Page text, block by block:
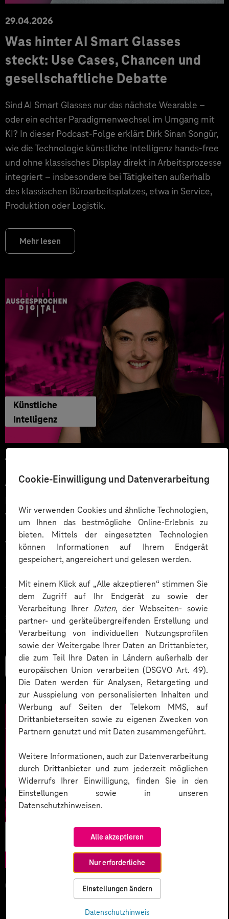
Cookie-Einwilligung und Datenverarbeitung
Wir verwenden Cookies und ähnliche Technologien,
um Ihnen das bestmögliche Online-Erlebnis zu
bieten. Mittels der eingesetzten Technologien
können Informationen auf Ihrem Endgerät
gespeichert, angereichert und gelesen werden.
Mit einem Klick auf „Alle akzeptieren“ stimmen Sie
dem Zugriff auf Ihr Endgerät zu sowie der
Verarbeitung Ihrer Daten, der Webseiten- sowie
partner- und geräteübergreifenden Erstellung und
Verarbeitung von individuellen Nutzungsprofilen
sowie der Weitergabe Ihrer Daten an Drittanbieter,
die zum Teil Ihre Daten in Ländern außerhalb der
europäischen Union verarbeiten (DSGVO Art. 49).
Die Daten werden für Analysen, Retargeting und
zur Ausspielung von personalisierten Inhalten und
Werbung auf Seiten der Telekom MMS, auf
Drittanbieterseiten sowie zu eigenen Zwecken von
Partnern genutzt und mit Daten zusammengeführt.
Weitere Informationen, auch zur Datenverarbeitung
durch Drittanbieter und zum jederzeit möglichen
Widerrufs Ihrer Einwilligung, finden Sie in den
Einstellungen sowie in unseren
Datenschutzhinweisen.
Alle akzeptieren
Nur erforderliche
Einstellungen ändern
Datenschutzhinweis
29.04.2026
Was hinter AI Smart Glasses
steckt: Use Cases, Chancen und
gesellschaftliche Debatte
Sind AI Smart Glasses nur das nächste Wearable –
oder ein echter Paradigmenwechsel im Umgang mit
KI? In dieser Podcast-Folge erklärt Dirk Sinan Songür,
wie die Technologie künstliche Intelligenz hands-free
und ohne klassisches Display direkt in Arbeitsprozesse
integriert – insbesondere bei Tätigkeiten außerhalb
des klassischen Büroarbeitsplatzes, etwa in Service,
Produktion oder Logistik.
Mehr lesen
Künstliche
Intelligenz
12.03.2026
Automatisiert gedacht,
menschlich gewünscht: Die
Wahrheit über KI im Kundendialog
Wie gelingt Conversational AI wirklich – jenseits von
Hype und „Magic Button“? Im Podcast erklärt Dr.
Laura Dreessen, warum erfolgreiche KI‑Dialogsysteme
strategische Beratung, gutes UX‑Design, klare
Prozesse und realistische Erwartungen brauchen. Ein
spannender Blick auf das Zusammenspiel von Mensch
und KI.
Mehr lesen
05.02.2026
KI-Wettlauf 2026: Innovationen,